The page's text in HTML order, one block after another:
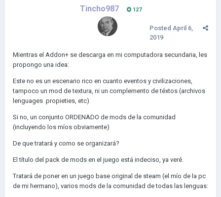
Tincho987 127
Posted April 6,
2019
Mientras el Addon+ se descarga en mi computadora secundaria, les
propongo una idea:
Este no es un escenario rico en cuanto eventos y civilizaciones,
tampoco un mod de textura, ni un complemento de téxtos (archivos
lenguages .propieties, etc)
Si no, un conjunto ORDENADO de mods de la comunidad
(incluyendo los míos obviamente)
De que tratará y como se organizará?
El título del pack de mods en el juego está indeciso, ya veré.
Tratará de poner en un juego base original de steam (el mío de la pc
de mi hermano), varios mods de la comunidad de todas las lenguas: